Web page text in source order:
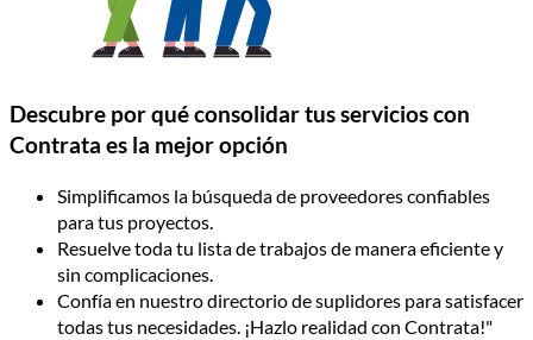
Descubre por qué consolidar tus servicios con
Contrata es la mejor opción
Simplificamos la búsqueda de proveedores confiables
para tus proyectos.
Resuelve toda tu lista de trabajos de manera eficiente y
sin complicaciones.
Confía en nuestro directorio de suplidores para satisfacer
todas tus necesidades. ¡Hazlo realidad con Contrata!"